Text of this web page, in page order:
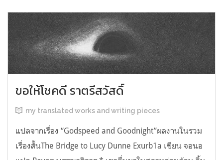
ขอให้โชคดี ราตรีสวัสดิ์
my translated works and writing pieces
แปลจากเรื่อง “Godspeed and Goodnight”ผลงานในรวม
เรื่องสั้นThe Bridge to Lucy Dunne Exurb1a เขียน จอนอ